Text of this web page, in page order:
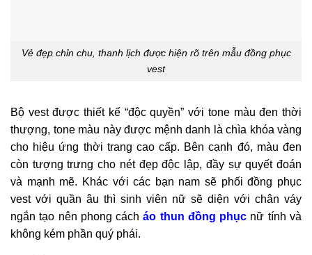
Vẻ đẹp chỉn chu, thanh lịch được hiện rõ trên mẫu đồng phục
vest
Bộ vest được thiết kế “độc quyền” với tone màu đen thời
thượng, tone màu này được mệnh danh là chìa khóa vàng
cho hiệu ứng thời trang cao cấp. Bên cạnh đó, màu đen
còn tượng trưng cho nét đẹp độc lập, đầy sự quyết đoán
và mạnh mẽ. Khác với các bạn nam sẽ phối đồng phục
vest với quần âu thì sinh viên nữ sẽ diện với chân váy
ngắn tạo nên phong cácháo thun đồng phục nữ tính và
không kém phần quý phái.